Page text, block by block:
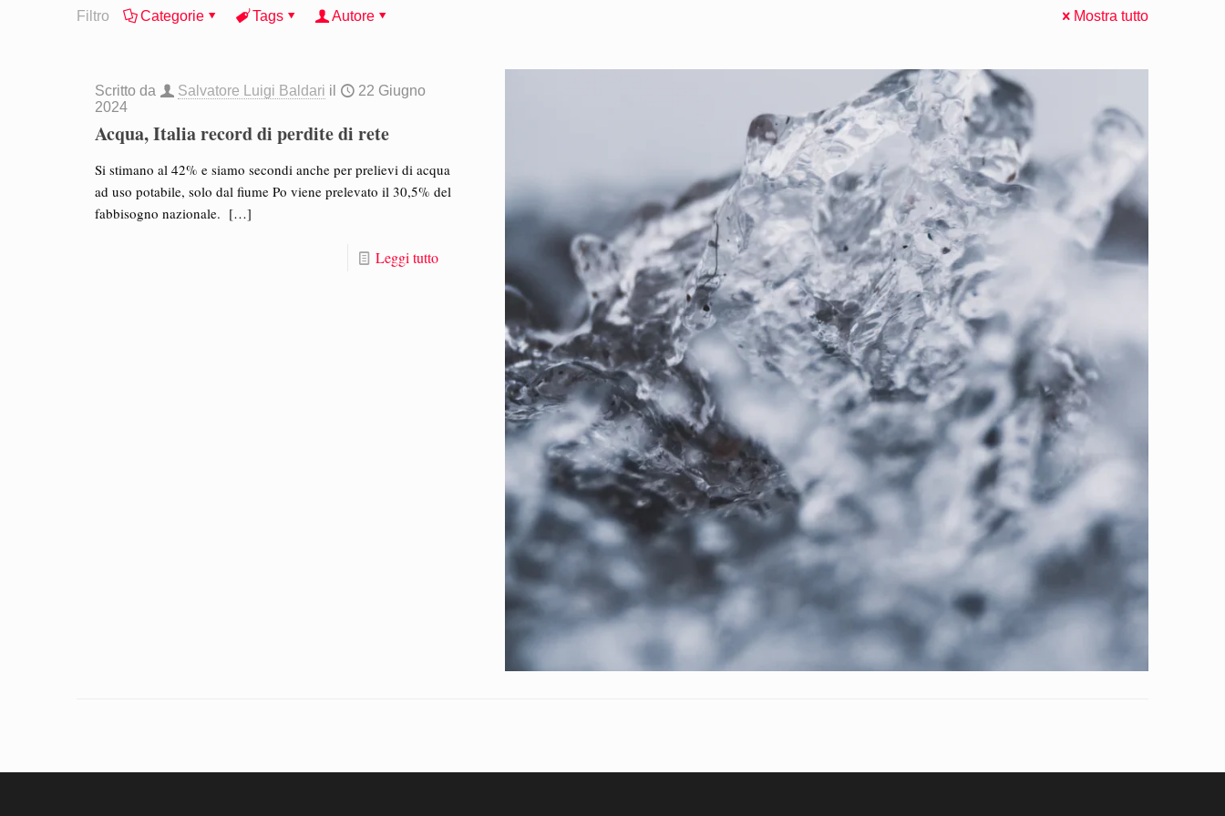
Filtro Categorie Tags Autore Mostra tutto
Scritto da Salvatore Luigi Baldari il
22 Giugno
2024
Acqua, Italia record di perdite di rete
Si stimano al 42% e siamo secondi anche per prelievi di acqua
ad uso potabile, solo dal fiume Po viene prelevato il 30,5% del
fabbisogno nazionale. […]
Leggi tutto